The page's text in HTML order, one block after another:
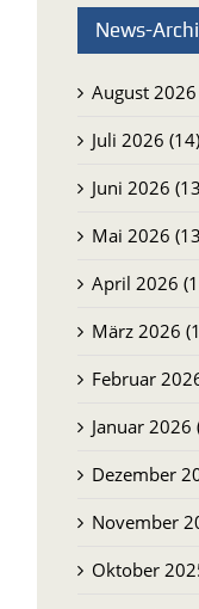
News-
August 2026
Juli 2026 (14)
Juni 2026
Mai 2026
April 2026
März 2026
Februar
Januar 2026
Dezember
November
Oktober